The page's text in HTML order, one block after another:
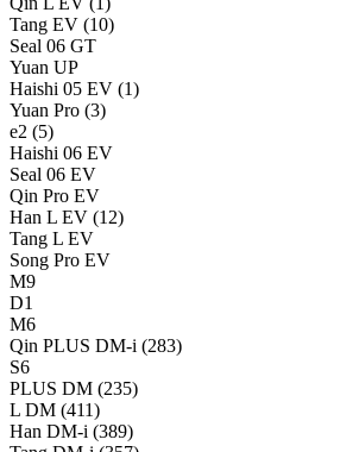
Tang EV (10)
Seal 06 GT
Yuan UP
Haishi 05 EV (1)
Yuan Pro (3)
e2 (5)
Haishi 06 EV
Seal 06 EV
Qin Pro EV
Han L EV (12)
Tang L EV
Song Pro EV
M9
D1
M6
Qin PLUS DM-i (283)
S6
PLUS DM (235)
L DM (411)
Han DM-i (389)